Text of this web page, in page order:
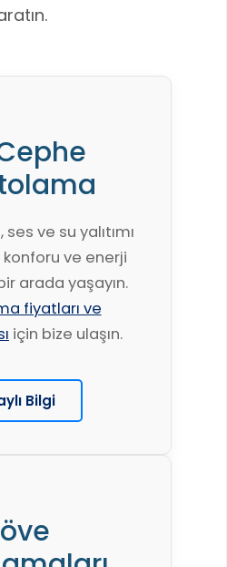
ses ve su yalıtımı
konforu ve enerji
arada yaşayın.
fiyatları ve
için bize ulaşın.
Bilgi